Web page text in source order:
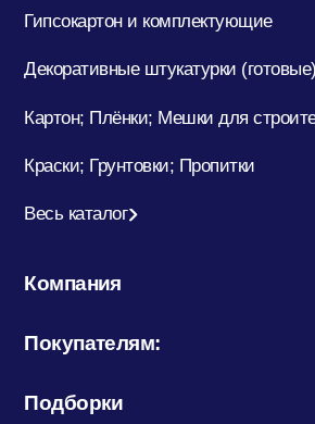
Гипсокартон и комплектующие
Декоративные штукатурки (готовые)
Картон; Плёнки; Мешки для
Краски; Грунтовки; Пропитки
Весь каталог
Компания
Покупателям:
Подборки